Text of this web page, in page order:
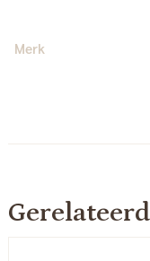
Merk